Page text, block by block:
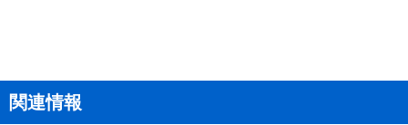
関連情報